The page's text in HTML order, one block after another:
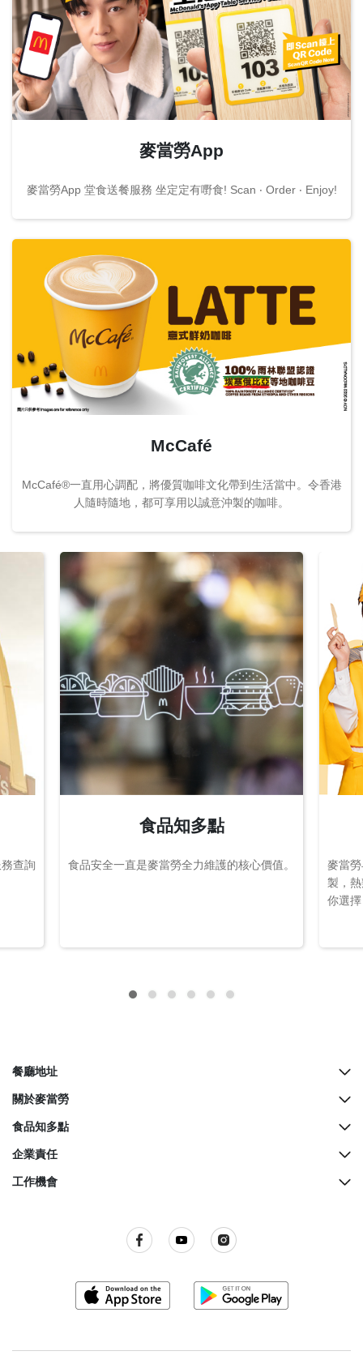
麥當勞App
麥當勞App 堂食送餐服務 坐定定有嘢食! Scan ‧ Order ‧ Enjoy!
McCafé
McCafé®一直用心調配，將優質咖啡文化帶到生活當中。令香港
人隨時隨地，都可享用以誠意沖製的咖啡。
查詢
食品知多點
食品安全一直是麥當勞全力維護的核心價值。
麥當
製，
你選
餐廳地址
所有餐廳地址
McCafé櫃檯地址
關於麥當勞
歷史
餐廳設計
麥當勞親子會
食品知多點
營養資料
麥當勞奇趣百科
企業責任
綠色營運
工作機會